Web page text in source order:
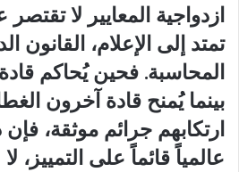
ازدواجية المعايير لا
تمتد إلى الإعلام، القانون
المحاسبة. فحين يُحاكم
بينما يُمنح قادة آخرون
ارتكابهم جرائم موثقة،
عالمياً قائماً على التمييز،